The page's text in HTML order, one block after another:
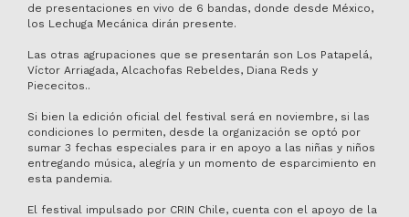
de presentaciones en vivo de 6 bandas, donde desde México,
los Lechuga Mecánica dirán presente.
Las otras agrupaciones que se presentarán son Los Patapelá,
Víctor Arriagada, Alcachofas Rebeldes, Diana Reds y
Piececitos..
Si bien la edición oficial del festival será en noviembre, si las
condiciones lo permiten, desde la organización se optó por
sumar 3 fechas especiales para ir en apoyo a las niñas y niños
entregando música, alegría y un momento de esparcimiento en
esta pandemia.
El festival impulsado por CRIN Chile, cuenta con el apoyo de la